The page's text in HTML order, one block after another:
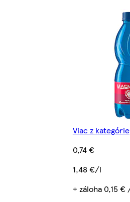
Viac z kategórie
0,74 €
1,48 €/l
+ záloha 0,15 €